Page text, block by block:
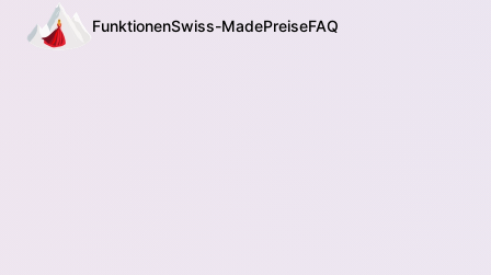
FunktionenSwiss-MadePreiseFAQ